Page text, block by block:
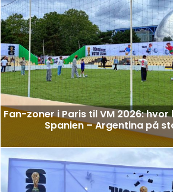
Fan-zoner i Paris til VM 2026:
Spanien – Argentina på